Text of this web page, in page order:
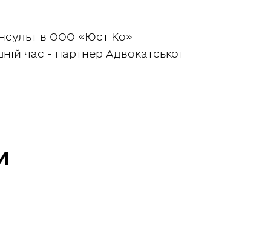
в ООО «Юст Ко»
час - партнер Адвокатської